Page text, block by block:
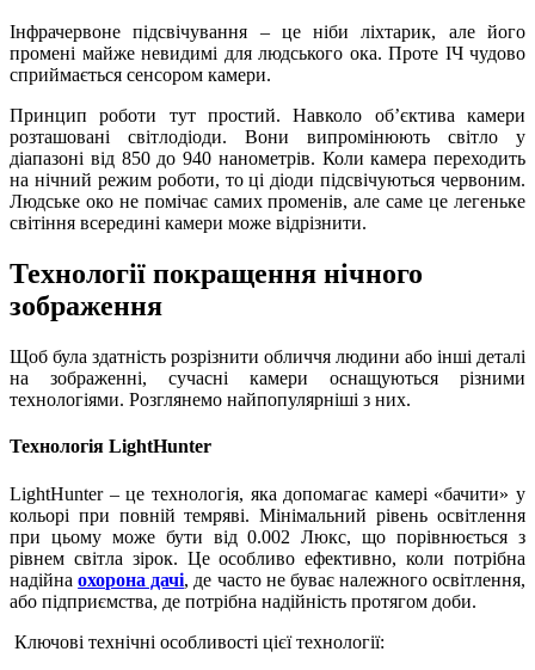
Інфрачервонепідсвічування – це ніби ліхтарик, але його
промені майже невидимі для людського ока. Проте ІЧ чудово
сприймається сенсором камери.
Принцип роботи тут простий. Навколо об’єктива камери
розташовані світлодіоди. Вони випромінюють світло у
діапазоні від 850 до 940 нанометрів. Коли камера переходить
на нічний режим роботи, то ці діоди підсвічуються червоним.
Людське око не помічає самих променів, але саме це легеньке
світіння всередині камери може відрізнити.
Технології покращення нічного
зображення
Щоб була здатність розрізнити обличчя людини або інші деталі
на зображенні, сучасні камери оснащуються різними
технологіями. Розглянемо найпопулярніші з них.
Технологія LightHunter
LightHunter – це технологія, яка допомагає камері «бачити» у
кольорі при повній темряві. Мінімальний рівень освітлення
при цьому може бути від 0.002 Люкс, що порівнюється з
рівнем світла зірок. Це особливо ефективно, коли потрібна
надійнаохорона дачі, де часто не буває належного освітлення,
або підприємства, де потрібна надійність протягом доби.
Ключові технічні особливості цієї технології: